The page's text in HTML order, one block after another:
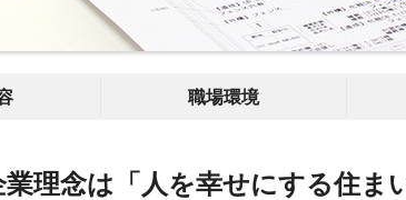
職場環境
理念は「人を幸せにする住ま